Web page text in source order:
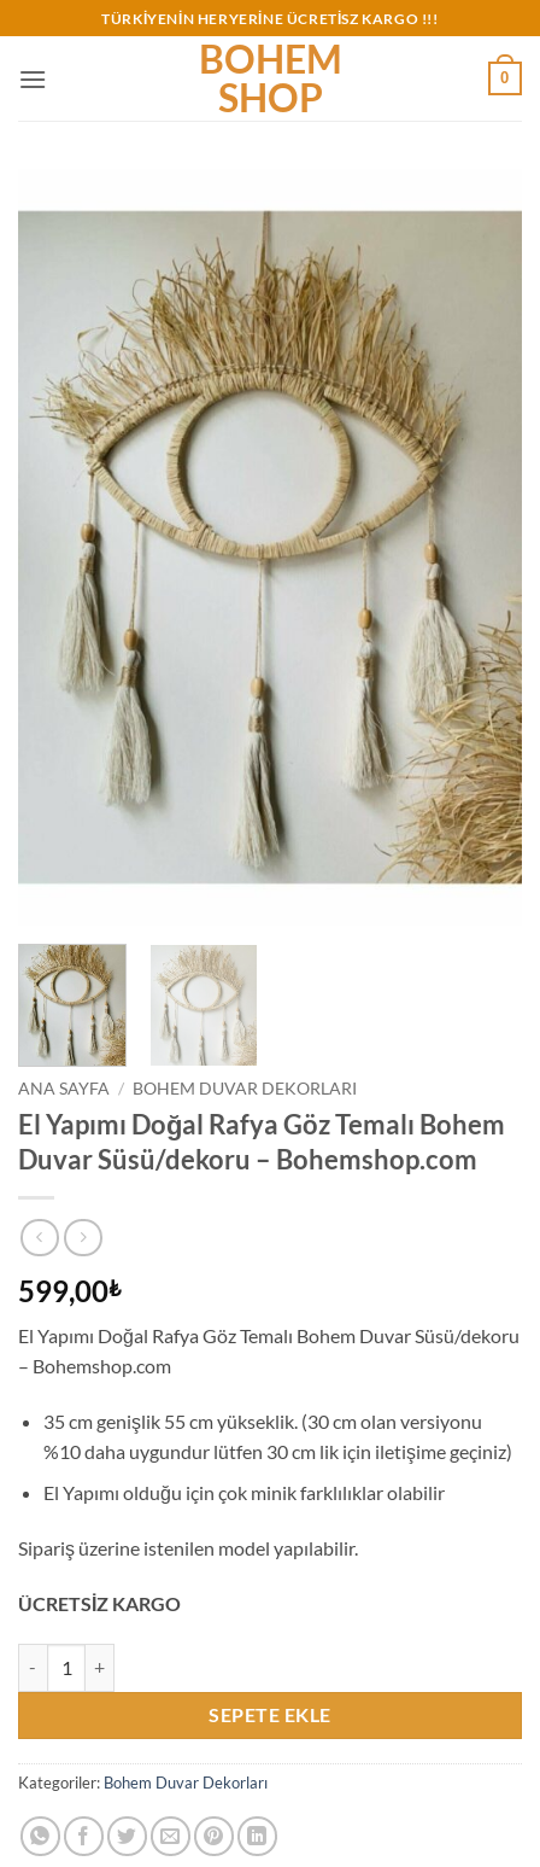
atla
TÜRKİYENİN HERYERİNE ÜCRETİSZ KARGO !!!
BOHEM
SHOP
0
ANA SAYFA / BOHEM DUVAR DEKORLARI
El Yapımı Doğal Rafya Göz Temalı Bohem
Duvar Süsü/dekoru – Bohemshop.com
599,00₺
El Yapımı Doğal Rafya Göz Temalı Bohem Duvar Süsü/dekoru
– Bohemshop.com
35 cm genişlik 55 cm yükseklik. (30 cm olan versiyonu
%10 daha uygundur lütfen 30 cm lik için iletişime geçiniz)
El Yapımı olduğu için çok minik farklılıklar olabilir
Sipariş üzerine istenilen model yapılabilir.
ÜCRETSİZ KARGO
SEPETE EKLE
Kategoriler: Bohem Duvar Dekorları